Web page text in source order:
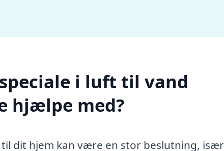
i luft til vand
hjælpe med?
dit hjem kan være en stor beslutning,